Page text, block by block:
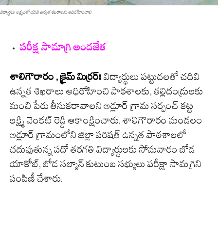
విద్యార్థ‌లు లక్ష్యంతో చ‌దివి ఉన్న‌త శిఖ‌రాల‌ను అధిరోహించాలి
ప‌రీక్ష సామాగ్రి అంద‌జేత‌
శాలిగౌరారం , క్రైమ్ మిర్ర‌ర్ః విద్యార్థులు ప‌ట్టుద‌ల‌తో చ‌దివి
ఉన్న‌త శిఖ‌రాలు అధిరోహించి పాఠ‌శాల‌కు, త‌ల్లిదండ్రుల‌కు
మంచి పేరు తీసుక‌రావాల‌ని అడ్లూర్ గ్రామ సర్పంచ్ కట్ట
లక్ష్మి వెంకట్ రెడ్డి ఆకాంక్షించారు. శాలిగౌరారం మండలం
అడ్లూర్ గ్రామంలోని జిల్లా పరిషత్ ఉన్నత పాఠశాలలో
చ‌దువుతున్న ప‌దో త‌ర‌గ‌తి విద్యార్థులకు సోమ‌వారం బోడ
యాకోబ్, బోడ సల్మాన్ కుటుంబ సభ్యులు పరీక్షా సామగ్రిని
పంపిణీ చేశారు.